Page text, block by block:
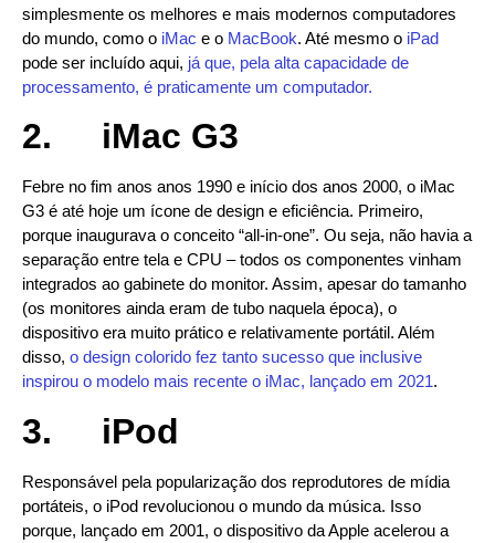
simplesmente os melhores e mais modernos computadores
do mundo, como o iMac e o MacBook. Até mesmo o iPad
pode ser incluído aqui, já que, pela alta capacidade de
processamento, é praticamente um computador.
2. iMac G3
Febre no fim anos anos 1990 e início dos anos 2000, o iMac
G3 é até hoje um ícone de design e eficiência. Primeiro,
porque inaugurava o conceito “all-in-one”. Ou seja, não havia a
separação entre tela e CPU – todos os componentes vinham
integrados ao gabinete do monitor. Assim, apesar do tamanho
(os monitores ainda eram de tubo naquela época), o
dispositivo era muito prático e relativamente portátil. Além
disso, o design colorido fez tanto sucesso que inclusive
inspirou o modelo mais recente o iMac, lançado em 2021.
3. iPod
Responsável pela popularização dos reprodutores de mídia
portáteis, o iPod revolucionou o mundo da música. Isso
porque, lançado em 2001, o dispositivo da Apple acelerou a